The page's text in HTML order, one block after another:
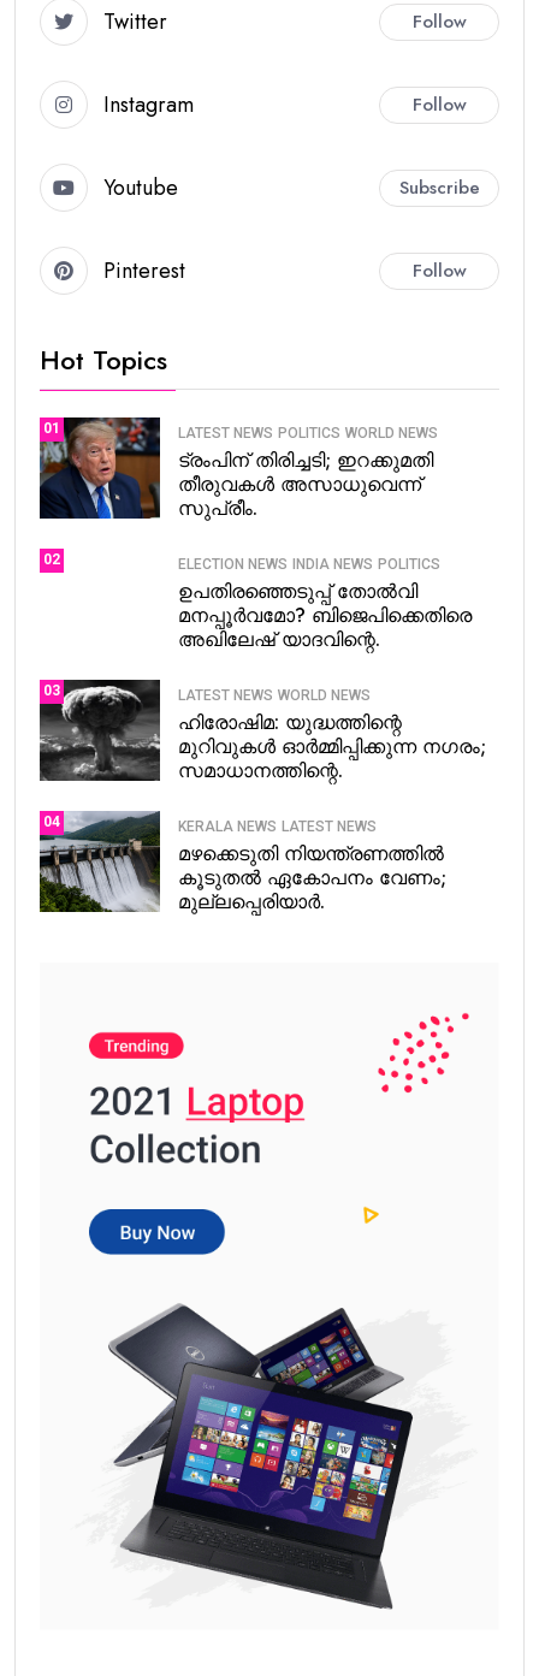
Twitter Follow
Instagram Follow
Youtube Subscribe
Pinterest Follow
Hot Topics
01 LATEST NEWS POLITICS WORLD NEWS
ട്രംപിന് തിരിച്ചടി; ഇറക്കുമതി
തീരുവകൾ അസാധുവെന്ന്
സുപ്രീം.
02 ELECTION NEWS INDIA NEWS POLITICS
ഉപതിരഞ്ഞെടുപ്പ് തോൽവി
മനപ്പൂർവമോ? ബിജെപിക്കെതിരെ
അഖിലേഷ് യാദവിന്റെ.
03 LATEST NEWS WORLD NEWS
ഹിരോഷിമ: യുദ്ധത്തിന്റെ
മുറിവുകൾ ഓർമ്മിപ്പിക്കുന്ന നഗരം;
സമാധാനത്തിന്റെ.
04 KERALA NEWS LATEST NEWS
മഴക്കെടുതി നിയന്ത്രണത്തിൽ
കൂടുതൽ ഏകോപനം വേണം;
മുല്ലപ്പെരിയാർ.